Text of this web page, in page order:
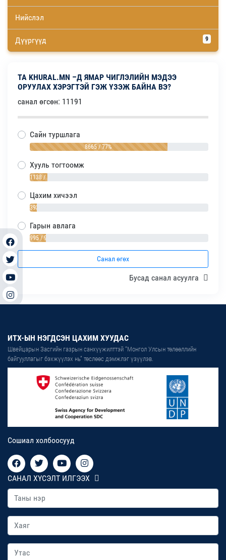
Нийслэл
Дүүргүүд 9
ТА KHURAL.MN –Д ЯМАР ЧИГЛЭЛИЙН МЭДЭЭ
ОРУУЛАХ ХЭРЭГТЭЙ ГЭЖ ҮЗЭЖ БАЙНА ВЭ?
санал өгсөн: 11191
Сайн туршлага
8665 / 77%
Хууль тогтоомж
1138 / 10%
Цахим хичээл
393 / 4%
Гарын авлага
995 / 9%
Санал өгөх
Бусад санал асуулга
ИТХ-ЫН НЭГДСЭН ЦАХИМ ХУУДАС
Швейцарын Засгийн газрын санхүүжилттэй “Монгол Улсын төлөөллийн
байгууллагыг бэхжүүлэх нь” төслөөс дэмжлэг үзүүлэв.
Сошиал холбоосууд
САНАЛ ХҮСЭЛТ ИЛГЭЭХ